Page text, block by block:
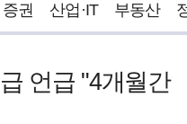
증권 산업·IT 부동산
언급 "4개월간